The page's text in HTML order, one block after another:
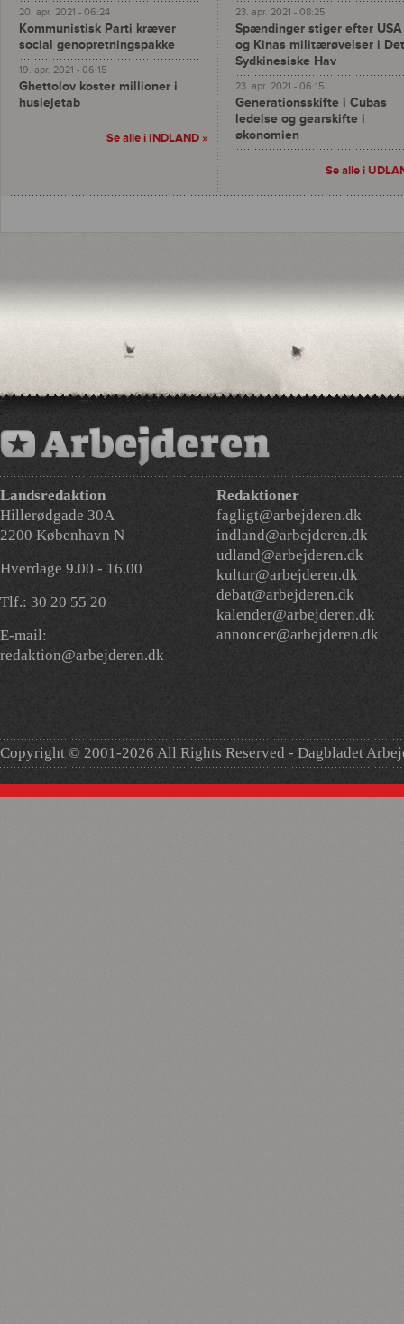
20. apr. 2021 - 06:24
Kommunistisk Parti kræver
social genopretningspakke
19. apr. 2021 - 06:15
Ghettolov koster millioner i
huslejetab
Se alle i INDLAND »
23. apr. 2021 - 08:25
Spændinger stiger efter USA
og Kinas militærøvelser i Det
Sydkinesiske Hav
23. apr. 2021 - 06:15
Generationsskifte i Cubas
ledelse og gearskifte i
økonomien
Se alle i
Landsredaktion
Hillerødgade 30A
2200 København N
Hverdage 9.00 - 16.00
Tlf.: 30 20 55 20
E-mail:
redaktion@arbejderen.dk
Redaktioner
fagligt@arbejderen.dk
indland@arbejderen.dk
udland@arbejderen.dk
kultur@arbejderen.dk
debat@arbejderen.dk
kalender@arbejderen.dk
annoncer@arbejderen.dk
Copyright © 2001-2026 All Rights Reserved - Dagbladet